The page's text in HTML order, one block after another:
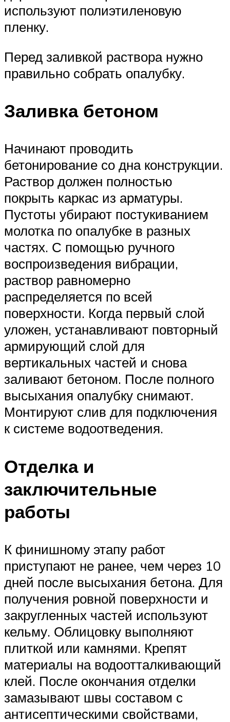
используют полиэтиленовую
пленку.
Перед заливкой раствора нужно
правильно собрать опалубку.
Заливка бетоном
Начинают проводить
бетонирование со дна конструкции.
Раствор должен полностью
покрыть каркас из арматуры.
Пустоты убирают постукиванием
молотка по опалубке в разных
частях. С помощью ручного
воспроизведения вибрации,
раствор равномерно
распределяется по всей
поверхности. Когда первый слой
уложен, устанавливают повторный
армирующий слой для
вертикальных частей и снова
заливают бетоном. После полного
высыхания опалубку снимают.
Монтируют слив для подключения
к системе водоотведения.
Отделка и
заключительные
работы
К финишному этапу работ
приступают не ранее, чем через 10
дней после высыхания бетона. Для
получения ровной поверхности и
закругленных частей используют
кельму. Облицовку выполняют
плиткой или камнями. Крепят
материалы на водоотталкивающий
клей. После окончания отделки
замазывают швы составом с
антисептическими свойствами,